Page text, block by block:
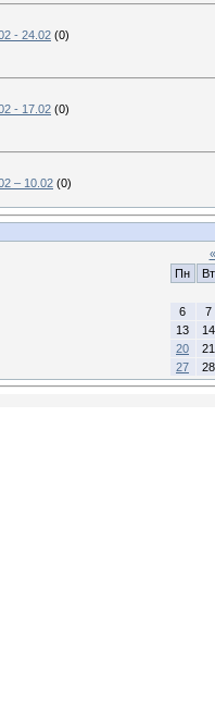
- 24.02 (0)
- 17.02 (0)
– 10.02 (0)
«
Пн
Вт
6
7
13
14
20
21
27
28